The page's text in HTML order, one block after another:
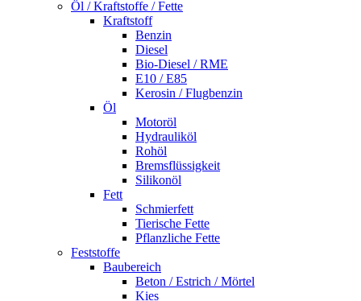
Öl / Kraftstoffe / Fette
Kraftstoff
Benzin
Diesel
Bio-Diesel / RME
E10 / E85
Kerosin / Flugbenzin
Öl
Motoröl
Hydrauliköl
Rohöl
Bremsflüssigkeit
Silikonöl
Fett
Schmierfett
Tierische Fette
Pflanzliche Fette
Feststoffe
Baubereich
Beton / Estrich / Mörtel
Kies